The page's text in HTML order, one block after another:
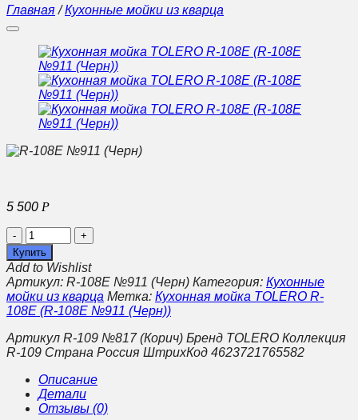
Главная / Кухонные мойки из кварца
5 500 Р
Количество
Кухонная
мойка
TOLERO
R-
108Е
(R-
108E
№911
(Черн))
Купить
Add to Wishlist
Артикул: R-108E №911 (Черн) Категория: Кухонные
мойки из кварца Метка: Кухонная мойка TOLERO R-
108Е (R-108E №911 (Черн))
Артикул R-109 №817 (Корич) Бренд TOLERO Коллекция
R-109 Страна Россия ШтрихКод 4623721765582
Описание
Детали
Отзывы (0)